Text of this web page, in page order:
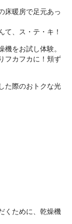
床暖房で足元あっ
て、ス・テ・キ！
をお試し体験。
フカフカに！頬ず
た際のおトクな光
くために、乾燥機